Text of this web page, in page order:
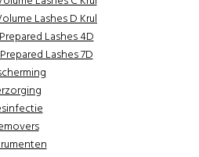
Lashes D Krul
Lashes 4D
Prepared Lashes 7D